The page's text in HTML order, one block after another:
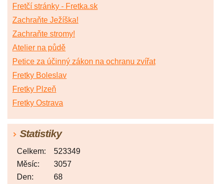
Fretčí stránky - Fretka.sk
Zachraňte Ježíška!
Zachraňte stromy!
Atelier na půdě
Petice za účinný zákon na ochranu zvířat
Fretky Boleslav
Fretky Plzeň
Fretky Ostrava
Statistiky
Celkem:
523349
Měsíc:
3057
Den:
68